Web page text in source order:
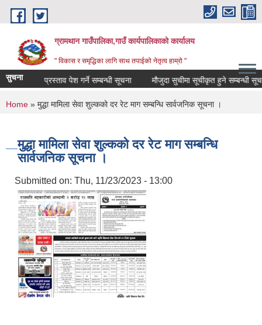
Skip to main content
ग्रामथान गाउँपालिका,गाउँ कार्यपालिकाको कार्यालय
" विकास र समृद्धिका लागि साथ तपाईको नेतृत्व हाम्रो "
सुचना
आर्थिक प्रस्ताव पेश गर्ने सम्बन्धी सूचना मौजुदा सुचीमा सूचीकृत हुने सम्बन्धी सूचना
You are here
Home » मुद्धा मामिला सेवा शुल्कको दर रेट माग सम्बन्धि सार्वजनिक सूचना ।
मुद्धा मामिला सेवा शुल्कको दर रेट माग सम्बन्धि
सार्वजनिक सूचना ।
Submitted on: Thu, 11/23/2023 - 13:00